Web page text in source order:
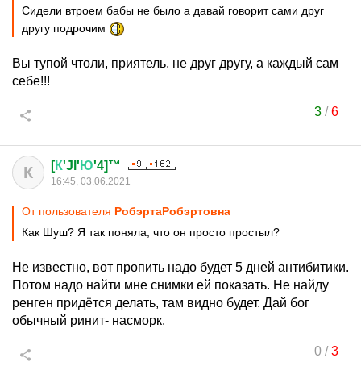
Сидели втроем бабы не было а давай говорит сами друг
другу подрочим
Вы тупой чтоли, приятель, не друг другу, а каждый сам
себе!!!
3/6
К [К'Jl' Ю'4]™
16:45, 03.06.2021
От пользователя PoбэртаPoбэртовна
Как Шуш? Я так поняла, что он просто простыл?
Не известно, вот пропить надо будет 5 дней антибитики.
Потом надо найти мне снимки ей показать. Не найду
ренген придётся делать, там видно будет. Дай бог
обычный ринит- насморк.
0/3